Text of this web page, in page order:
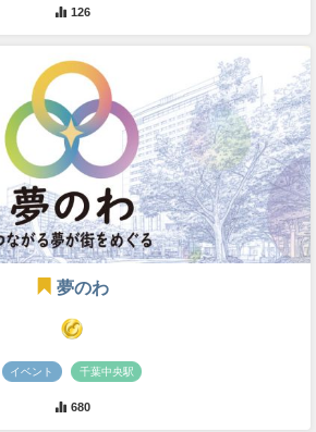
126
夢のわ
イベント 千葉中央駅
680